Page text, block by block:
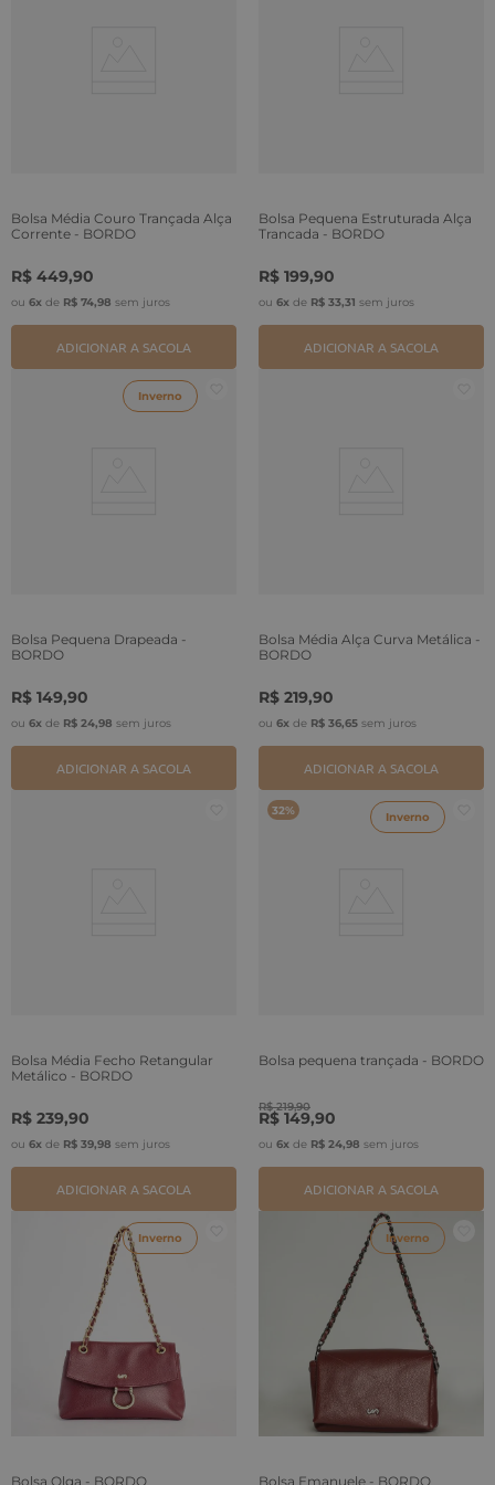
Bolsa Média Couro Trançada Alça
Corrente - BORDO
R$ 449,90
ou 6x de R$ 74,98 sem juros
ADICIONAR A SACOLA
Bolsa Pequena Estruturada Alça
Trançada - BORDO
R$ 199,90
ou 6x de R$ 33,31 sem juros
ADICIONAR A SACOLA
Inverno
Bolsa Pequena Drapeada -
BORDO
R$ 149,90
ou 6x de R$ 24,98 sem juros
ADICIONAR A SACOLA
Bolsa Média Alça Curva Metálica -
BORDO
R$ 219,90
ou 6x de R$ 36,65 sem juros
ADICIONAR A SACOLA
Bolsa Média Fecho Retangular
Metálico - BORDO
R$ 239,90
ou 6x de R$ 39,98 sem juros
ADICIONAR A SACOLA
Inverno
32%
Bolsa pequena trançada - BORDO
R$ 219,90
R$ 149,90
ou 6x de R$ 24,98 sem juros
ADICIONAR A SACOLA
Inverno
Bolsa Olga - BORDO
Inverno
Bolsa Emanuele - BORDO